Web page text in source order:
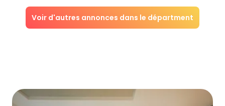
Voir d'autres annonces dans le départment